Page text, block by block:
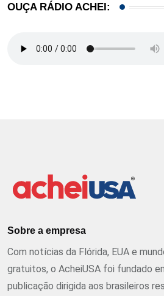
OUÇA RÁDIO ACHEI:
Sobre a empresa
Com notícias da Flórida, EUA e
gratuitos, o AcheiUSA foi fundado
publicação dirigida aos brasileiros